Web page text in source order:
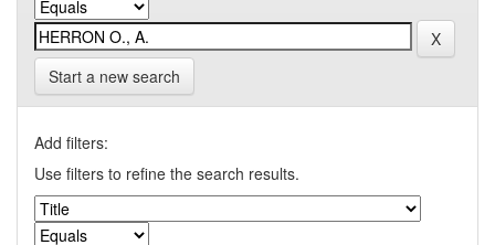
Start a new search
Add filters:
Use filters to refine the search results.